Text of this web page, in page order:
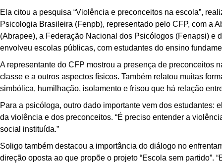
Ela citou a pesquisa “Violência e preconceitos na escola”,
Psicologia Brasileira (Fenpb), representado pelo CFP, com a
(Abrapee), a Federação Nacional dos Psicólogos (Fenapsi) e
envolveu escolas públicas, com estudantes do ensino
A representante do CFP mostrou a presença de preconceitos
classe e a outros aspectos físicos. Também relatou muitas
simbólica, humilhação, isolamento e frisou que há relação
Para a psicóloga, outro dado importante vem dos
da violência e dos preconceitos. “É preciso entender a
social instituída.”
Soligo também destacou a importância do diálogo no
direção oposta ao que propõe o projeto “Escola sem partido”.